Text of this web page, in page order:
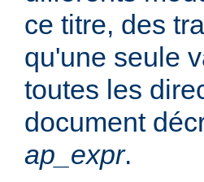
ce titre, des
qu'une seule
toutes les
document
ap_expr.